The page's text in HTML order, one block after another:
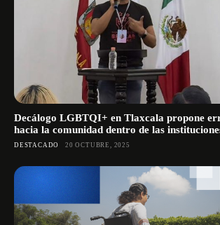
Decálogo LGBTQI+ en Tlaxcala propone
hacia la comunidad dentro de las
DESTACADO 20 OCTUBRE, 2025